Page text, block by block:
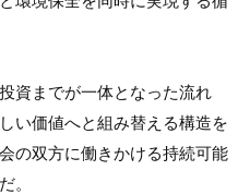
資までが一体となった流れ
い価値へと組み替える構造を
の双方に働きかける持続可能
。